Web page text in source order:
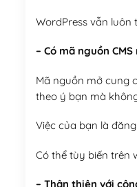
WordPress vẫn luôn
– Có mã nguồn CMS
Mã nguồn mở cung
theo ý bạn mà
Việc của bạn là
Có thể tùy biến trên
– Thân thiện với